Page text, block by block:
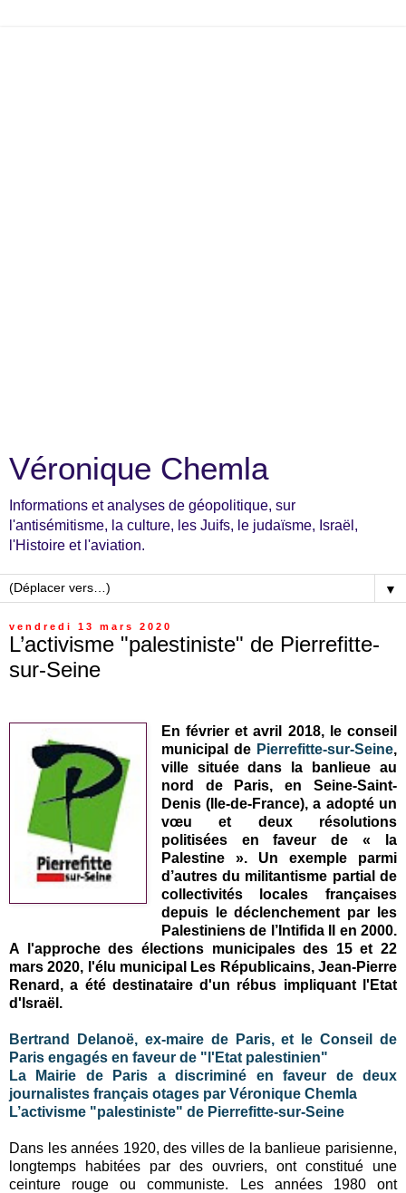
Véronique Chemla
Informations et analyses de géopolitique, sur
l'antisémitisme, la culture, les Juifs, le judaïsme, Israël,
l'Histoire et l'aviation.
▼
vendredi 13 mars 2020
L’activisme "palestiniste" de Pierrefitte-
sur-Seine
En février et avril 2018, le conseil
municipal de Pierrefitte-sur-Seine,
ville située dans la banlieue au
nord de Paris, en Seine-Saint-
Denis (Ile-de-France), a adopté un
vœu et deux résolutions
politisées en faveur de « la
Palestine ». Un exemple parmi
d’autres du militantisme partial de
collectivités locales françaises
depuis le déclenchement par les
Palestiniens de l’Intifida II en 2000.
A l'approche des élections municipales des 15 et 22
mars 2020, l'élu municipal Les Républicains, Jean-Pierre
Renard, a été destinataire d'un rébus impliquant l'Etat
d'Israël.
Bertrand Delanoë, ex-maire de Paris, et le Conseil de
Paris engagés en faveur de "l'Etat palestinien"
La Mairie de Paris a discriminé en faveur de deux
journalistes français otages par Véronique Chemla
L’activisme "palestiniste" de Pierrefitte-sur-Seine
Dans les années 1920, des villes de la banlieue parisienne,
longtemps habitées par des ouvriers, ont constitué une
ceinture rouge ou communiste. Les années 1980 ont